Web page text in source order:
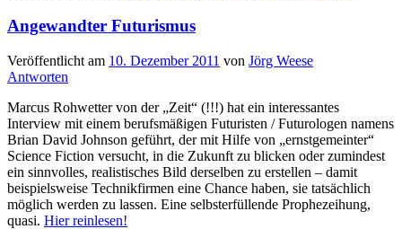
Angewandter Futurismus
Veröffentlicht am 10. Dezember 2011 von Jörg Weese
Antworten
Marcus Rohwetter von der „Zeit“ (!!!) hat ein interessantes
Interview mit einem berufsmäßigen Futuristen / Futurologen namens
Brian David Johnson geführt, der mit Hilfe von „ernstgemeinter“
Science Fiction versucht, in die Zukunft zu blicken oder zumindest
ein sinnvolles, realistisches Bild derselben zu erstellen – damit
beispielsweise Technikfirmen eine Chance haben, sie tatsächlich
möglich werden zu lassen. Eine selbsterfüllende Prophezeihung,
quasi. Hier reinlesen!